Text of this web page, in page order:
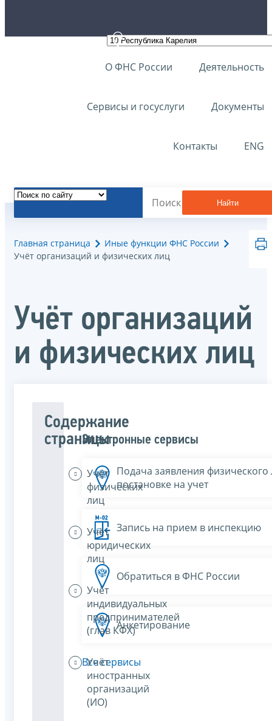
О ФНС России Деятельность
Сервисы и госуслуги Документы
Контакты ENG
Найти
Главная страница
Иные функции ФНС России
Учёт организаций и физических лиц
Учёт организаций
и физических лиц
Содержание
страницы
Учёт
физических
лиц
Учёт
юридических
лиц
Учёт
индивидуальных
предпринимателей
(глав КФХ)
Учёт
иностранных
организаций
(ИО)
Электронные сервисы
Подача заявления физического
постановке на учет
Запись на прием в инспекцию
Обратиться в ФНС России
Анкетирование
Все сервисы